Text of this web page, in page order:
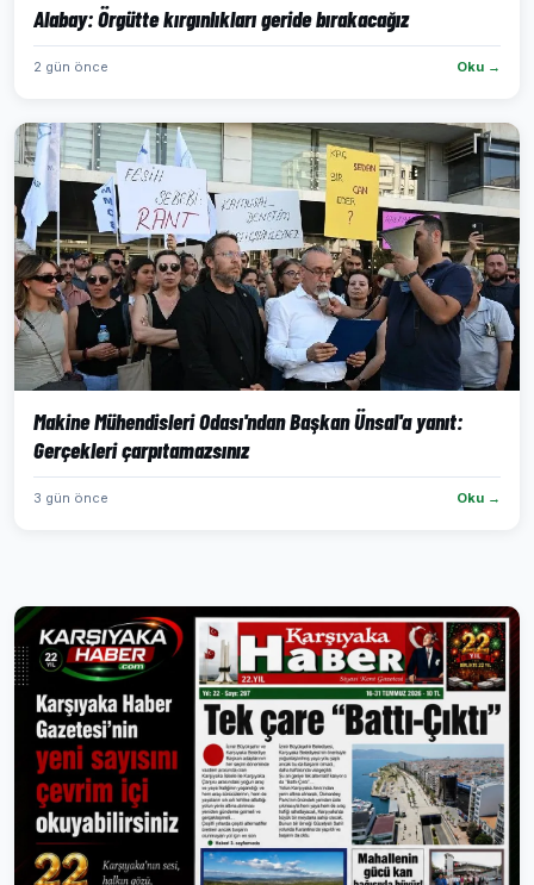
Alabay: Örgütte kırgınlıkları geride bırakacağız
2 gün önce Oku →
Makine Mühendisleri Odası'ndan Başkan Ünsal'a yanıt:
Gerçekleri çarpıtamazsınız
3 gün önce Oku →